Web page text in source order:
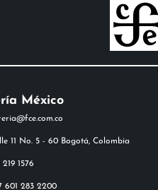
México
11 No. 5 - 60 Bogotá, Colombia
219 1576
601 283 2200